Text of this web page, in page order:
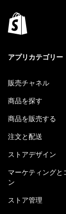
アプリカテゴリー
販売チャネル
商品を探す
商品を販売する
注文と配送
ストアデザイン
マーケティングと
ン
ストア管理